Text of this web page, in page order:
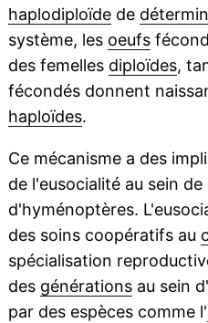
haplodiploïdede
système, les oeufs
des femelles diploïdes,
fécondés donnent
haploïdes.
Ce mécanisme a des
de l'eusocialité au sein de
d'hyménoptères.
des soins coopératifs au
spécialisation
des générationsau sein
par des espèces comme l'